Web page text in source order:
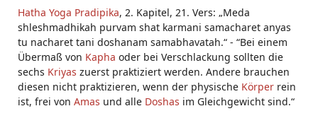
Hatha Yoga Pradipika, 2. Kapitel, 21. Vers: „Meda
shleshmadhikah purvam shat karmani samacharet anyas
tu nacharet tani doshanam samabhavatah.“ - “Bei einem
Übermaß von Kapha oder bei Verschlackung sollten die
sechs Kriyas zuerst praktiziert werden. Andere brauchen
diesen nicht praktizieren, wenn der physische Körper rein
ist, frei von Amas und alle Doshas im Gleichgewicht sind.“